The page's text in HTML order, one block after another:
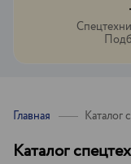
Главная Каталог
Каталог